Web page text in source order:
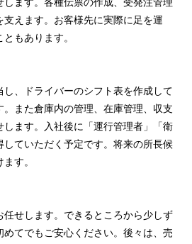
支えます。お客様先に実際に足を運
もあります。
し、ドライバーのシフト表を作成して
。また倉庫内の管理、在庫管理、収支
ます。入社後に「運行管理者」「衛
ていただく予定です。将来の所長候
す。
任せします。できるところから少しず
てでもご安心ください。後々は、売